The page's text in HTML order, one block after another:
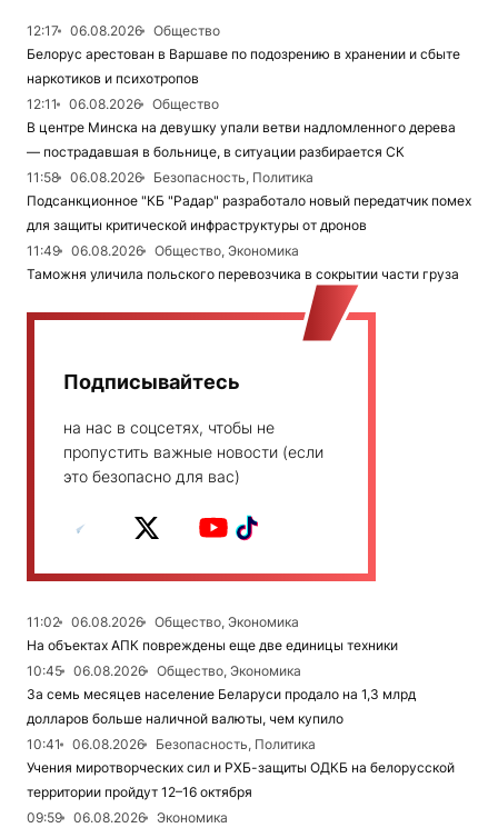
12:17 06.08.2026
Общество
Белорус арестован в Варшаве по подозрению в хранении и сбыте
наркотиков и психотропов
12:11
06.08.2026
Общество
В центре Минска на девушку упали ветви надломленного дерева
— пострадавшая в больнице, в ситуации разбирается СК
11:58
06.08.2026
Безопасность, Политика
Подсанкционное "КБ "Радар" разработало новый передатчик помех
для защиты критической инфраструктуры от дронов
11:49
06.08.2026
Общество, Экономика
Таможня уличила польского перевозчика в сокрытии части груза
Подписывайтесь
на нас в соцсетях, чтобы не
пропустить важные новости (если
это безопасно для вас)
11:02 06.08.2026
Общество, Экономика
На объектах АПК повреждены еще две единицы техники
10:45
06.08.2026
Общество, Экономика
За семь месяцев население Беларуси продало на 1,3 млрд
долларов больше наличной валюты, чем купило
10:41
06.08.2026
Безопасность, Политика
Учения миротворческих сил и РХБ-защиты ОДКБ на белорусской
территории пройдут 12–16 октября
09:59
06.08.2026
Экономика